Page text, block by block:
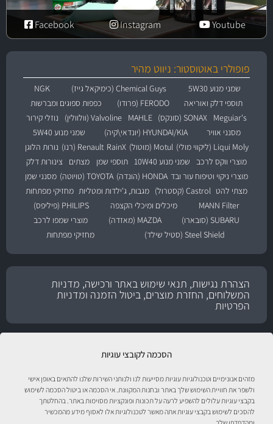
הסכמה לקובצי עוגיות
מזהים אנונימיים וטכנולוגיות עוגיות מסייעות לנו ולנותני השירות שלנו להתאים באופן אישי
ולשפר את חוויית השימוש שלך באתר ובחנות המקוונת. אי הסכמה או ביטול הסכמה לשימוש
בקבצי עוגיות עלולים להשפיע לרעה על תכונות ופונקציות מסוימות באתר. בהחלטתך
להסכים לשימוש בקבצי עוגיות אתה מאשר לטכנולוגיות אלו לאסוף מידע מהמכשיר
Youtube
Instagram
Facebook
פופולרי באוטוסטור: ניווט מהיר
שמני מנוע 5W30 Chemical Guys (כימיקאל גייז)
NGK
תוספי דלק ואוריאה
FERODO (פרודו)
כפפות ספוגים ומברשות
Meguiar's
SONAX (סונקס) MAHLE Valvoline (וולוולין)
נוזלי קירור
מסנני אוויר
HYUNDAI/KIA (יונדאי\קיה)
שמני מנוע 5W40
Liqui Moly (ליקווי מולי)
Motul (מוטול) RainX Renault (רנו)
נורות הלוגן
מוצרי ווקס לרכב
שמני מנוע 10W40 תוספי שמן מצתים
צינורות דלק
מוצרי ניקוי וטיפוח עור ובד HONDA (הונדה) TOYOTA (טויוטה)
מסנני שמן
מצתי להט Castrol (קסטרול) מגבות, ג'ילדות ומטליות מחזיקי מפתחות
MANN Filter
מיכלים ומיכלי הקצפה
PHILIPS (פיליפס)
SUBARU (סובארו)
MAZDA (מאזדה)
מוצרי שמפו לרכב
Steel Shield (סטיל שילד)
מחזיקי מפתחות
הצהרת נגישות, תנאי שימוש באתר ורכישה, מדניות
המשלוחים, החזרת מוצרים, ביטול הזמנה ומדניות
הפרטיות